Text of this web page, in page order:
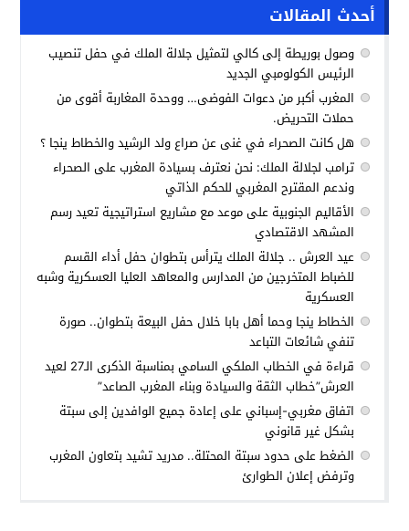
أحدث المقالات
وصول بوريطة إلى كالي لتمثيل جلالة الملك في حفل تنصيب
الرئيس الكولومبي الجديد
المغرب أكبر من دعوات الفوضى… ووحدة المغاربة أقوى من
حملات التحريض.
هل كانت الصحراء في غنى عن صراع ولد الرشيد والخطاط ينجا ؟
ترامب لجلالة الملك: نحن نعترف بسيادة المغرب على الصحراء
وندعم المقترح المغربي للحكم الذاتي
الأقاليم الجنوبية على موعد مع مشاريع استراتيجية تعيد رسم
المشهد الاقتصادي
عيد العرش .. جلالة الملك يترأس بتطوان حفل أداء القسم
للضباط المتخرجين من المدارس والمعاهد العليا العسكرية وشبه
العسكرية
الخطاط ينجا وحما أهل بابا خلال حفل البيعة بتطوان.. صورة
تنفي شائعات التباعد
قراءة في الخطاب الملكي السامي بمناسبة الذكرى الـ27 لعيد
العرش”خطاب الثقة والسيادة وبناء المغرب الصاعد”
اتفاق مغربي-إسباني على إعادة جميع الوافدين إلى سبتة
بشكل غير قانوني
الضغط على حدود سبتة المحتلة.. مدريد تشيد بتعاون المغرب
وترفض إعلان الطوارئ